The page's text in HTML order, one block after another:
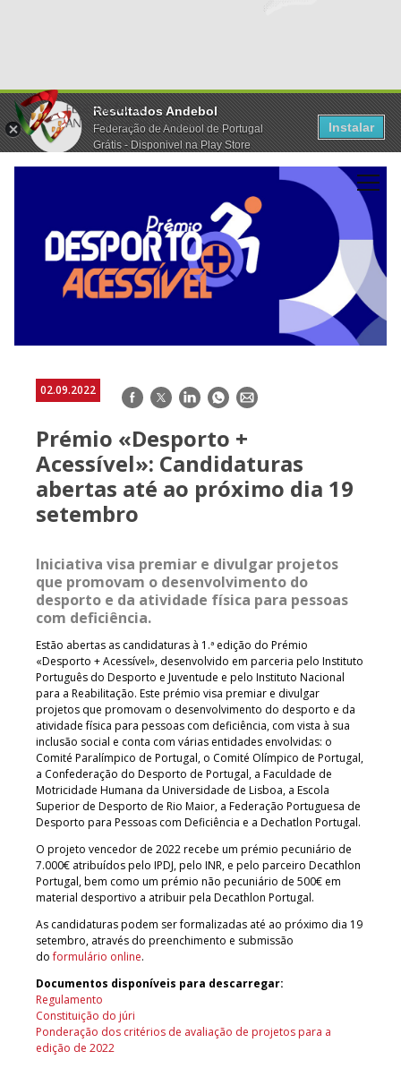
Resultados Andebol
Federação de Andebol de Portugal
Grátis - Disponivel na Play Store
Instalar
02.09.2022 Facebook
TwitterLinkedInWhatsApp
E-
Prémio «Desporto +
Acessível»: Candidaturas
abertas até ao próximo dia 19
setembro
Iniciativa visa premiar e divulgar projetos
que promovam o desenvolvimento do
desporto e da atividade física para pessoas
com deficiência.
Estão abertas as candidaturas à 1.ª edição do Prémio
«Desporto + Acessível», desenvolvido em parceria pelo Instituto
Português do Desporto e Juventude e pelo Instituto Nacional
para a Reabilitação. Este prémio visa premiar e divulgar
projetos que promovam o desenvolvimento do desporto e da
atividade física para pessoas com deficiência, com vista à sua
inclusão social e conta com várias entidades envolvidas: o
Comité Paralímpico de Portugal, o Comité Olímpico de Portugal,
a Confederação do Desporto de Portugal, a Faculdade de
Motricidade Humana da Universidade de Lisboa, a Escola
Superior de Desporto de Rio Maior, a Federação Portuguesa de
Desporto para Pessoas com Deficiência e a Dechatlon Portugal.
O projeto vencedor de 2022 recebe um prémio pecuniário de
7.000€ atribuídos pelo IPDJ, pelo INR, e pelo parceiro Decathlon
Portugal, bem como um prémio não pecuniário de 500€ em
material desportivo a atribuir pela Decathlon Portugal.
As candidaturas podem ser formalizadas até ao próximo dia 19
setembro, através do preenchimento e submissão
doformulário online.
Documentos disponíveis para descarregar:
Regulamento
Constituição do júri
Ponderação dos critérios de avaliação de projetos para a
edição de 2022